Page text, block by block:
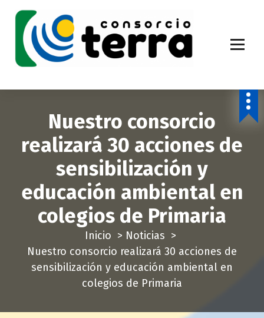
r
Nuestro consorcio
realizará 30 acciones de
sensibilización y
educación ambiental en
colegios de Primaria
Inicio > Noticias >
Nuestro consorcio realizará 30 acciones de
sensibilización y educación ambiental en
colegios de Primaria